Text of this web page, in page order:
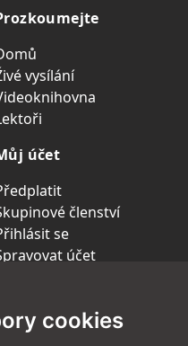
cookies
vysílání
účet
členství
se
účet